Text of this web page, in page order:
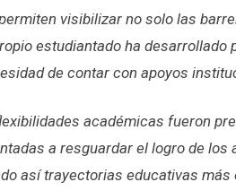
visibilizar no solo las
estudiantado ha
de contar con apoyos
académicas fueron
a resguardar el logro de
así trayectorias educativas